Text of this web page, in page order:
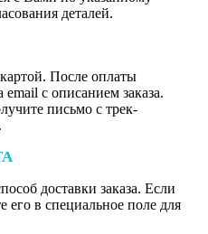
деталей.
После оплаты
с описанием заказа.
письмо с трек-
доставки заказа. Если
его в специальное поле для